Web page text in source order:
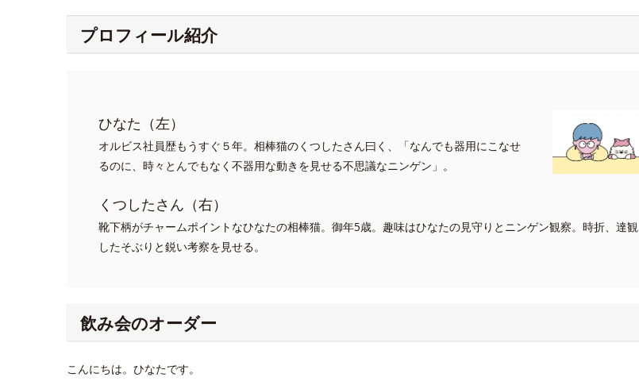
プロフィール紹介
ひなた（左）
オルビス社員歴もうすぐ５年。相棒猫のくつしたさん曰く、「なんでも器用にこなせ
るのに、時々とんでもなく不器用な動きを見せる不思議なニンゲン」。
くつしたさん（右）
靴下柄がチャームポイントなひなたの相棒猫。御年5歳。趣味はひなたの見守りとニンゲン観察。時折、達観
したそぶりと鋭い考察を見せる。
飲み会のオーダー
こんにちは。ひなたです。